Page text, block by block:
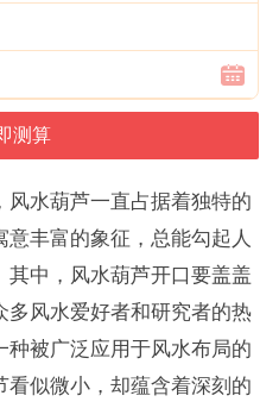
水葫芦一直占据着独特的
丰富的象征，总能勾起人
中，风水葫芦开口要盖盖
多风水爱好者和研究者的热
被广泛应用于风水布局的
似微小，却蕴含着深刻的